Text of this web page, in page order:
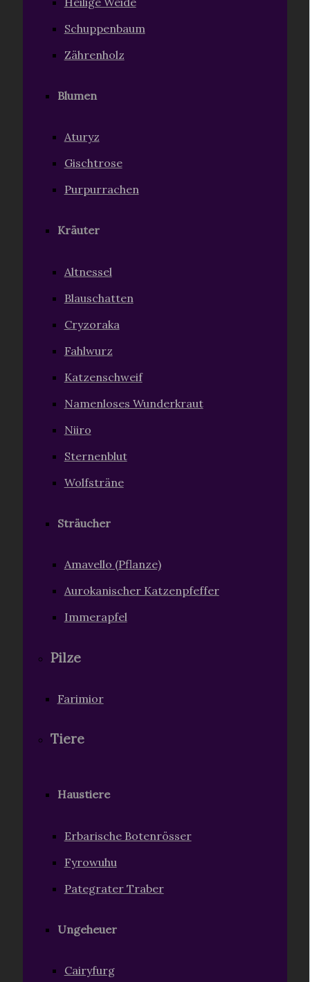
Schuppenbaum
Zährenholz
Blumen
Aturyz
Gischtrose
Purpurrachen
Kräuter
Altnessel
Blauschatten
Cryzoraka
Fahlwurz
Katzenschweif
Namenloses Wunderkraut
Niiro
Sternenblut
Wolfsträne
Sträucher
Amavello (Pflanze)
Aurokanischer Katzenpfeffer
Immerapfel
Pilze
Farimior
Tiere
Haustiere
Erbarische Botenrösser
Fyrowuhu
Pategrater Traber
Ungeheuer
Cairyfurg